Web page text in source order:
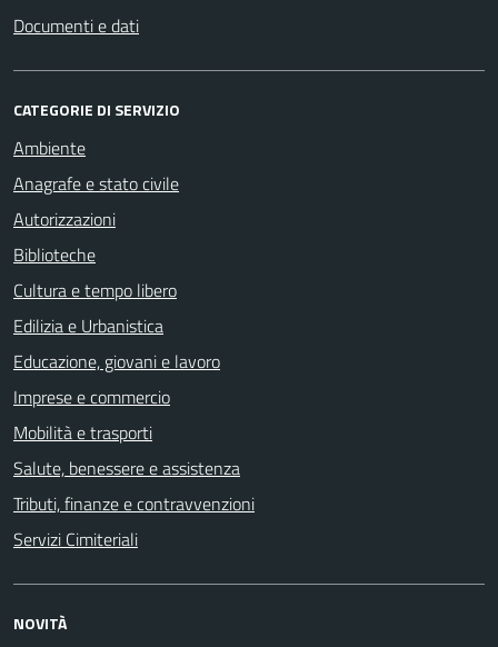
Documenti e dati
CATEGORIE DI SERVIZIO
Ambiente
Anagrafe e stato civile
Autorizzazioni
Biblioteche
Cultura e tempo libero
Edilizia e Urbanistica
Educazione, giovani e lavoro
Imprese e commercio
Mobilità e trasporti
Salute, benessere e assistenza
Tributi, finanze e contravvenzioni
Servizi Cimiteriali
NOVITÀ